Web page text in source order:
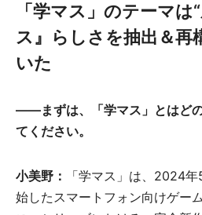
「学マス」のテーマは
ス』らしさを抽出＆再
いた
――まずは、「学マス」とはど
てください。
小美野：
「学マス」は、2024
始したスマートフォン向けゲー